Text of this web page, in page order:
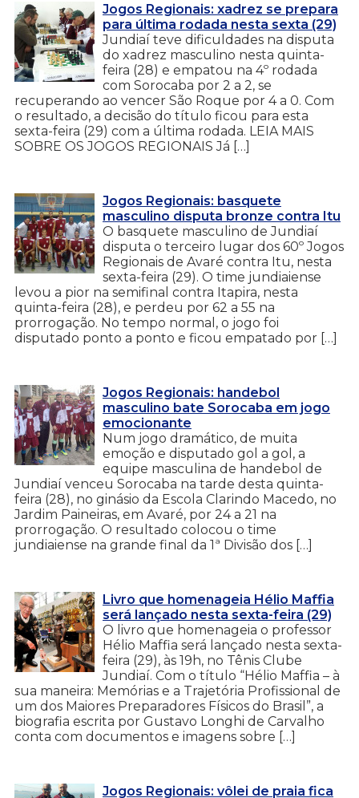
Jogos Regionais: xadrez se prepara
para última rodada nesta sexta (29)
Jundiaí teve dificuldades na disputa
do xadrez masculino nesta quinta-
feira (28) e empatou na 4º rodada
com Sorocaba por 2 a 2, se
recuperando ao vencer São Roque por 4 a 0. Com
o resultado, a decisão do título ficou para esta
sexta-feira (29) com a última rodada. LEIA MAIS
SOBRE OS JOGOS REGIONAIS Já […]
Jogos Regionais: basquete
masculino disputa bronze contra Itu
O basquete masculino de Jundiaí
disputa o terceiro lugar dos 60º Jogos
Regionais de Avaré contra Itu, nesta
sexta-feira (29). O time jundiaiense
levou a pior na semifinal contra Itapira, nesta
quinta-feira (28), e perdeu por 62 a 55 na
prorrogação. No tempo normal, o jogo foi
disputado ponto a ponto e ficou empatado por […]
Jogos Regionais: handebol
masculino bate Sorocaba em jogo
emocionante
Num jogo dramático, de muita
emoção e disputado gol a gol, a
equipe masculina de handebol de
Jundiaí venceu Sorocaba na tarde desta quinta-
feira (28), no ginásio da Escola Clarindo Macedo, no
Jardim Paineiras, em Avaré, por 24 a 21 na
prorrogação. O resultado colocou o time
jundiaiense na grande final da 1ª Divisão dos […]
Livro que homenageia Hélio Maffia
será lançado nesta sexta-feira (29)
O livro que homenageia o professor
Hélio Maffia será lançado nesta sexta-
feira (29), às 19h, no Tênis Clube
Jundiaí. Com o título “Hélio Maffia – à
sua maneira: Memórias e a Trajetória Profissional de
um dos Maiores Preparadores Físicos do Brasil”, a
biografia escrita por Gustavo Longhi de Carvalho
conta com documentos e imagens sobre […]
Jogos Regionais: vôlei de praia fica